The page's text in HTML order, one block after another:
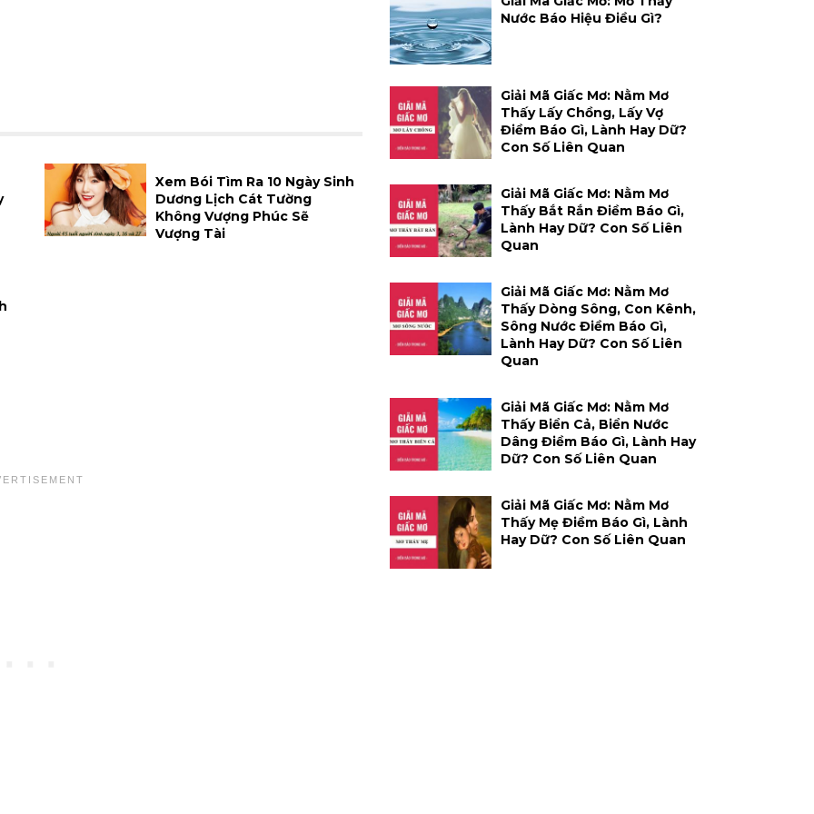
Xem Bói Tìm Ra 10 Ngày Sinh
Dương Lịch Cát Tường
Không Vượng Phúc Sẽ
Vượng Tài
Nước Báo Hiệu Điều Gì?
Giải Mã Giấc Mơ: Nằm Mơ
Thấy Lấy Chồng, Lấy Vợ
Điềm Báo Gì, Lành Hay Dữ?
Con Số Liên Quan
Giải Mã Giấc Mơ: Nằm Mơ
Thấy Bắt Rắn Điềm Báo Gì,
Lành Hay Dữ? Con Số Liên
Quan
Giải Mã Giấc Mơ: Nằm Mơ
Thấy Dòng Sông, Con Kênh,
Sông Nước Điềm Báo Gì,
Lành Hay Dữ? Con Số Liên
Quan
Giải Mã Giấc Mơ: Nằm Mơ
Thấy Biển Cả, Biển Nước
Dâng Điềm Báo Gì, Lành Hay
Dữ? Con Số Liên Quan
Giải Mã Giấc Mơ: Nằm Mơ
Thấy Mẹ Điềm Báo Gì, Lành
Hay Dữ? Con Số Liên Quan